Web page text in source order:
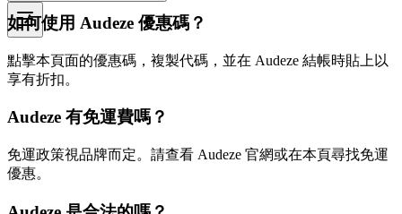
如何使用 Audeze 優惠碼？
點擊本頁面的優惠碼，複製代碼，並在 Audeze 結帳時貼上以
享有折扣。
Audeze 有免運費嗎？
免運政策視品牌而定。請查看 Audeze 官網或在本頁尋找免運
優惠。